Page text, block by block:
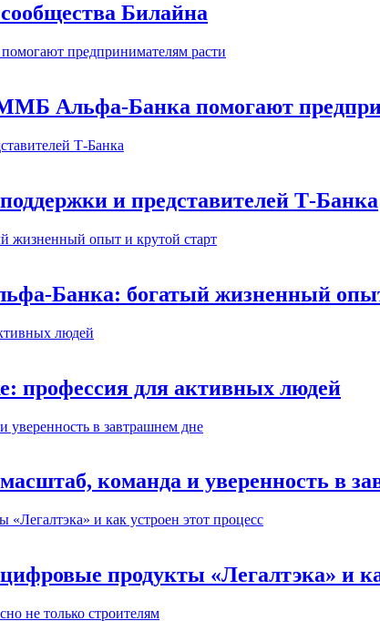
Билайна
Альфа-Банка помогают
и представителей Т-Банка
Банка: богатый жизненный
профессия для активных людей
команда и уверенность в
продукты «Легалтэка» и